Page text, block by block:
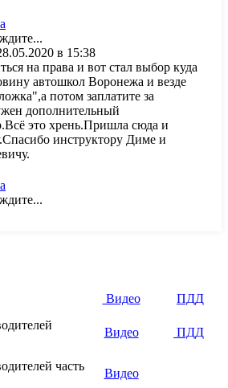
в 15:38
на права и вот стал выбор куда
автошкол Воронежа и везде
потом заплатите за
дополнительный
это хрень.Пришла сюда и
инструктору Диме и
Видео
ПДД
Видео ПДД
часть
Видео